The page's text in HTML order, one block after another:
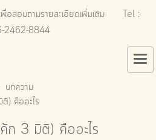
พื่อสอบถามรายละเอียดเพิ่มเติม
Tel :
2462-8844
บทความ
) คืออะไร
3 มิติ) คืออะไร